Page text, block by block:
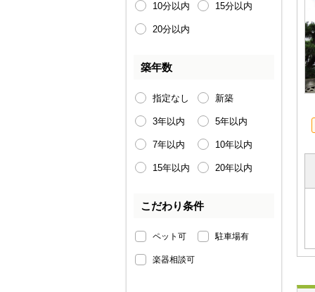
10分以内 15分以内
20分以内
築年数
指定なし 新築
3年以内 5年以内
7年以内 10年以内
15年以内 20年以内
こだわり条件
ペット可 駐車場有
楽器相談可